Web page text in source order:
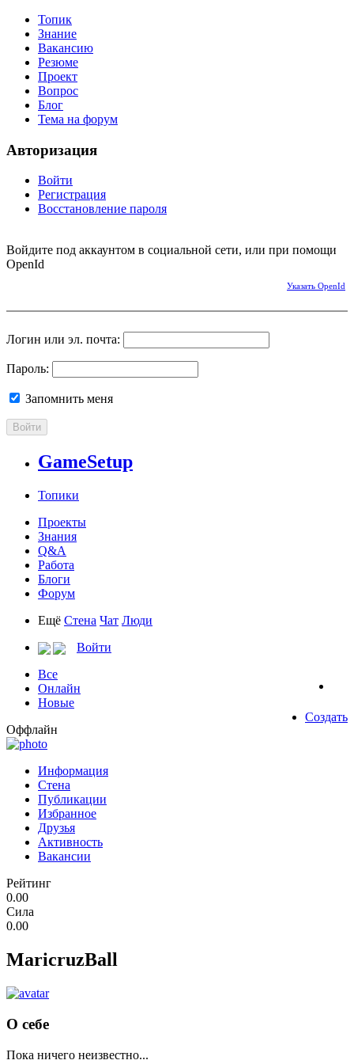
Топик
Знание
Вакансию
Резюме
Проект
Вопрос
Блог
Тема на форум
Авторизация
Войти
Регистрация
Восстановление пароля
Войдите под аккаунтом в социальной сети, или при помощи
OpenId
Указать OpenId
Логин или эл. почта:
Пароль:
Запомнить меня
Войти
GameSetup
Топики
Проекты
Знания
Q&A
Работа
Блоги
Форум
Ещё Стена Чат Люди
Войти
Все
Онлайн
Новые
Создать
Оффлайн
Информация
Стена
Публикации
Избранное
Друзья
Активность
Вакансии
Рейтинг
0.00
Сила
0.00
MaricruzBall
О себе
Пока ничего неизвестно...